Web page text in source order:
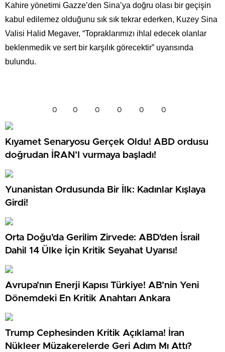
Kahire yönetimi Gazze’den Sina’ya doğru olası bir geçişin
kabul edilemez olduğunu sık sık tekrar ederken, Kuzey Sina
Valisi Halid Megaver, “Topraklarımızı ihlal edecek olanlar
beklenmedik ve sert bir karşılık görecektir” uyarısında
bulundu.
0 0 0 0 0 0
Kıyamet Senaryosu Gerçek Oldu! ABD ordusu
doğrudan İRAN’I vurmaya başladı!
Yunanistan Ordusunda Bir İlk: Kadınlar Kışlaya
Girdi!
Orta Doğu’da Gerilim Zirvede: ABD’den İsrail
Dahil 14 Ülke İçin Kritik Seyahat Uyarısı!
Avrupa’nın Enerji Kapısı Türkiye! AB’nin Yeni
Dönemdeki En Kritik Anahtarı Ankara
Trump Cephesinden Kritik Açıklama! İran
Nükleer Müzakerelerde Geri Adım Mı Attı?